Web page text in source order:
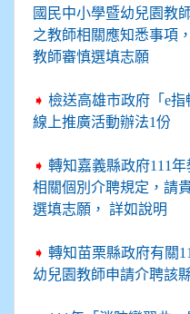
國民中小學暨幼兒園教
之教師相關應知悉事項
教師審慎選填志願
➧ 檢送高雄市政府「e
線上推廣活動辦法1份
➧ 轉知嘉義縣政府111
相關個別介聘規定，請
選填志願， 詳如說明
➧ 轉知苗栗縣政府有關
幼兒園教師申請介聘該